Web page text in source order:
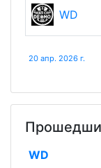
WD
20 апр. 2026 г.
WD